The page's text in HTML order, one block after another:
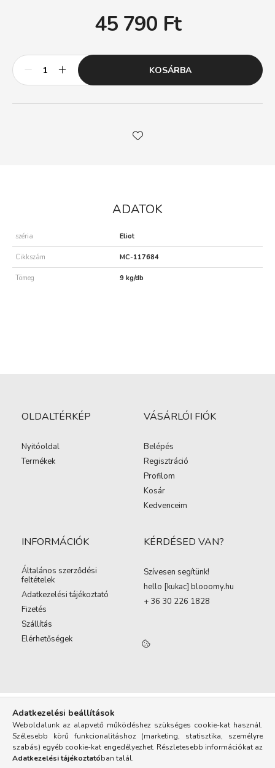
45 790 Ft
KOSÁRBA
ADATOK
széria Eliot
Cikkszám MC-117684
Tömeg 9 kg/db
OLDALTÉRKÉP
Nyitóoldal
Termékek
VÁSÁRLÓI FIÓK
Belépés
Regisztráció
Profilom
Kosár
Kedvenceim
INFORMÁCIÓK
Általános szerződési
feltételek
Adatkezelési tájékoztató
Fizetés
Szállítás
Elérhetőségek
KÉRDÉSED VAN?
Szívesen segítünk!
hello [kukac] blooomy.hu
+ 36 30 226 1828
Adatkezelési beállítások
Weboldalunk az alapvető működéshez szükséges cookie-kat használ.
Szélesebb körű funkcionalitáshoz (marketing, statisztika, személyre
szabás) egyéb cookie-kat engedélyezhet. Részletesebb információkat az
Adatkezelési tájékoztatóban talál.